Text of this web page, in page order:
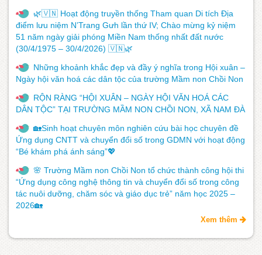
🌿🇻🇳 Hoạt động truyền thống Tham quan Di tích Địa
điểm lưu niệm N’Trang Gưh lần thứ IV; Chào mừng kỷ niệm
51 năm ngày giải phóng Miền Nam thống nhất đất nước
(30/4/1975 – 30/4/2026) 🇻🇳🌿
Những khoảnh khắc đẹp và đầy ý nghĩa trong Hội xuân –
Ngày hội văn hoá các dân tộc của trường Mầm non Chồi Non
RỘN RÀNG “HỘI XUÂN – NGÀY HỘI VĂN HOÁ CÁC
DÂN TỘC” TẠI TRƯỜNG MẦM NON CHỒI NON, XÃ NAM ĐÀ
🏡Sinh hoạt chuyên môn nghiên cứu bài học chuyên đề
Ứng dụng CNTT và chuyển đổi số trong GDMN với hoạt động
“Bé khám phá ánh sáng”💖
🌸 Trường Mầm non Chồi Non tổ chức thành công hội thi
“Ứng dụng công nghệ thông tin và chuyển đổi số trong công
tác nuôi dưỡng, chăm sóc và giáo dục trẻ” năm học 2025 –
2026🏡
Xem thêm